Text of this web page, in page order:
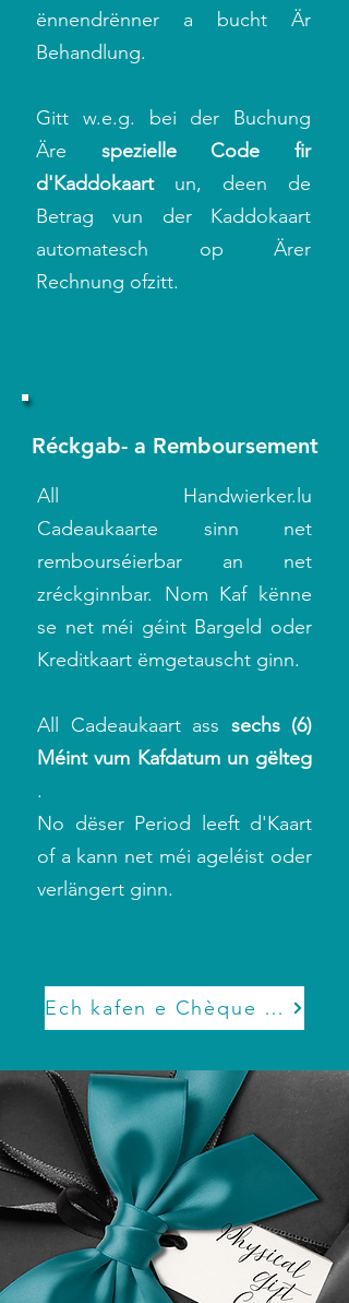
ënnendrënner a bucht Är
Behandlung.
Gitt w.e.g. bei der Buchung
Äre spezielle Code fir
d'Kaddokaartun, deen de
Betrag vun der Kaddokaart
automatesch op Ärer
Rechnung ofzitt.
Réckgab- a Remboursement
All Handwierker.lu
Cadeaukaarte sinn net
rembourséierbar an net
zréckginnbar. Nom Kaf kënne
se net méi géint Bargeld oder
Kreditkaart ëmgetauscht ginn.
All Cadeaukaart ass sechs (6)
Méint vum Kafdatum un gëlteg
.
No dëser Period leeft d'Kaart
of a kann net méi ageléist oder
verlängert ginn.
Ech kafen e Chèque Cadeau